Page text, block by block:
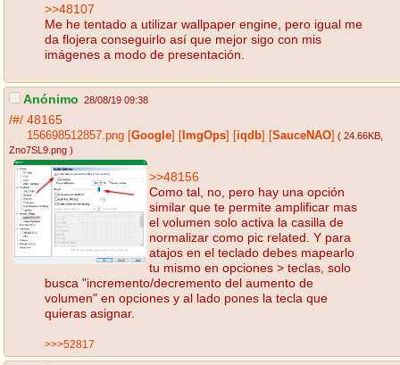
>>48107
Me he tentado a utilizar wallpaper engine, pero igual me
da flojera conseguirlo así que mejor sigo con mis
imágenes a modo de presentación.
Anónimo 28/08/19 09:38
/#/ 48165
156698512857.png Google ImgOps iqdb SauceNAO ( 24.66KB
Zno7SL9.png )
>>48156
Como tal, no, pero hay una opción
similar que te permite amplificar mas
el volumen solo activa la casilla de
normalizar como pic related. Y para
atajos en el teclado debes mapearlo
tu mismo en opciones > teclas, solo
busca "incremento/decremento del aumento de
volumen" en opciones y al lado pones la tecla que
quieras asignar.
>>>52817